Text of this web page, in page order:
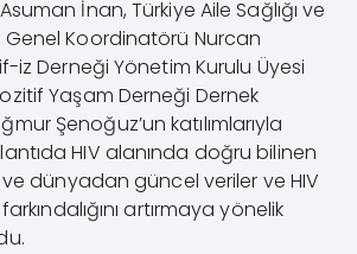
İnan, Türkiye Aile Sağlığı ve
Genel Koordinatörü Nurcan
iz Derneği Yönetim Kurulu Üyesi
Yaşam Derneği Dernek
Şenoğuz’un katılımlarıyla
HIV alanında doğru bilinen
ve dünyadan güncel veriler ve HIV
artırmaya yönelik